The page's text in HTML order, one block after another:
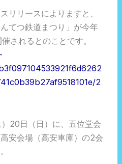
リリースによりますと、
てつ鉄道まつり」が今年
されるとのことです。
2
20日（日）に、五位堂会
安会場（高安車庫）の2会